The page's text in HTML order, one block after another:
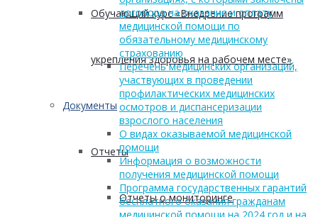
Обучающий курс «Внедрение программ
укрепления здоровья на рабочем месте»
Документы
Отчеты
Отчеты о мониторинге
договора на оказание и оплату
медицинской помощи по
обязательному медицинскому
страхованию
Перечень медицинских организаций,
участвующих в проведении
профилактических медицинских
осмотров и диспансеризации
взрослого населения
О видах оказываемой медицинской
помощи
Информация о возможности
получения медицинской помощи
Программа государственных гарантий
бесплатного оказания гражданам